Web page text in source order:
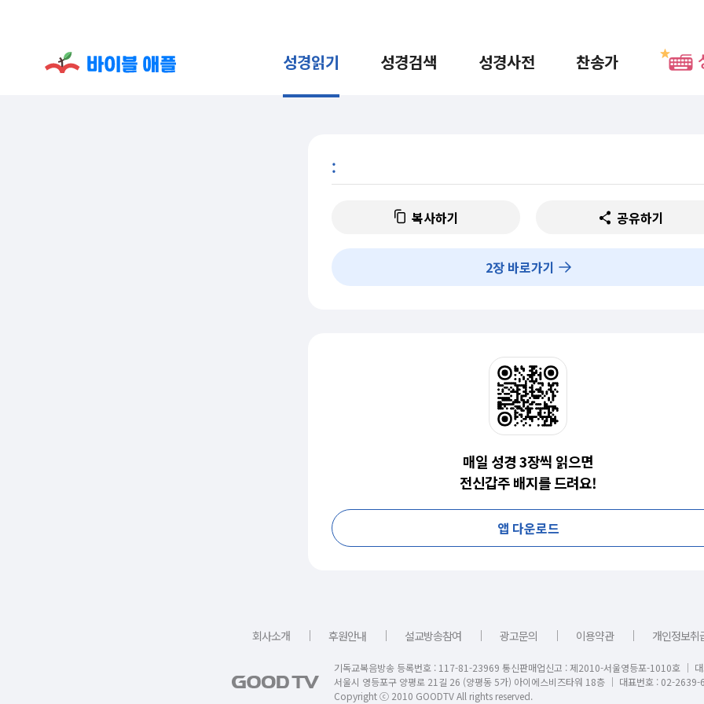
성경읽기 성경검색 성경사전 찬송가
:
복사하기 공유하기
2장 바로가기
매일 성경 3장씩 읽으면
전신갑주 배지를 드려요!
앱 다운로드
회사소개 ｜ 후원안내 ｜ 설교방송참여 ｜ 광고문의 ｜ 이용약관 ｜ 개인정보취
기독교복음방송 등록번호 : 117-81-23969 통신판매업신고 : 제2010-서울영등포-1010호 │
서울시 영등포구 양평로 21길 26 (양평동 5가) 아이에스비즈타워 18층 │ 대표번호 : 02-
Copyright ⓒ 2010 GOODTV All rights reserved.